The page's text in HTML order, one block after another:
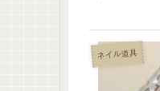
ネイル道具